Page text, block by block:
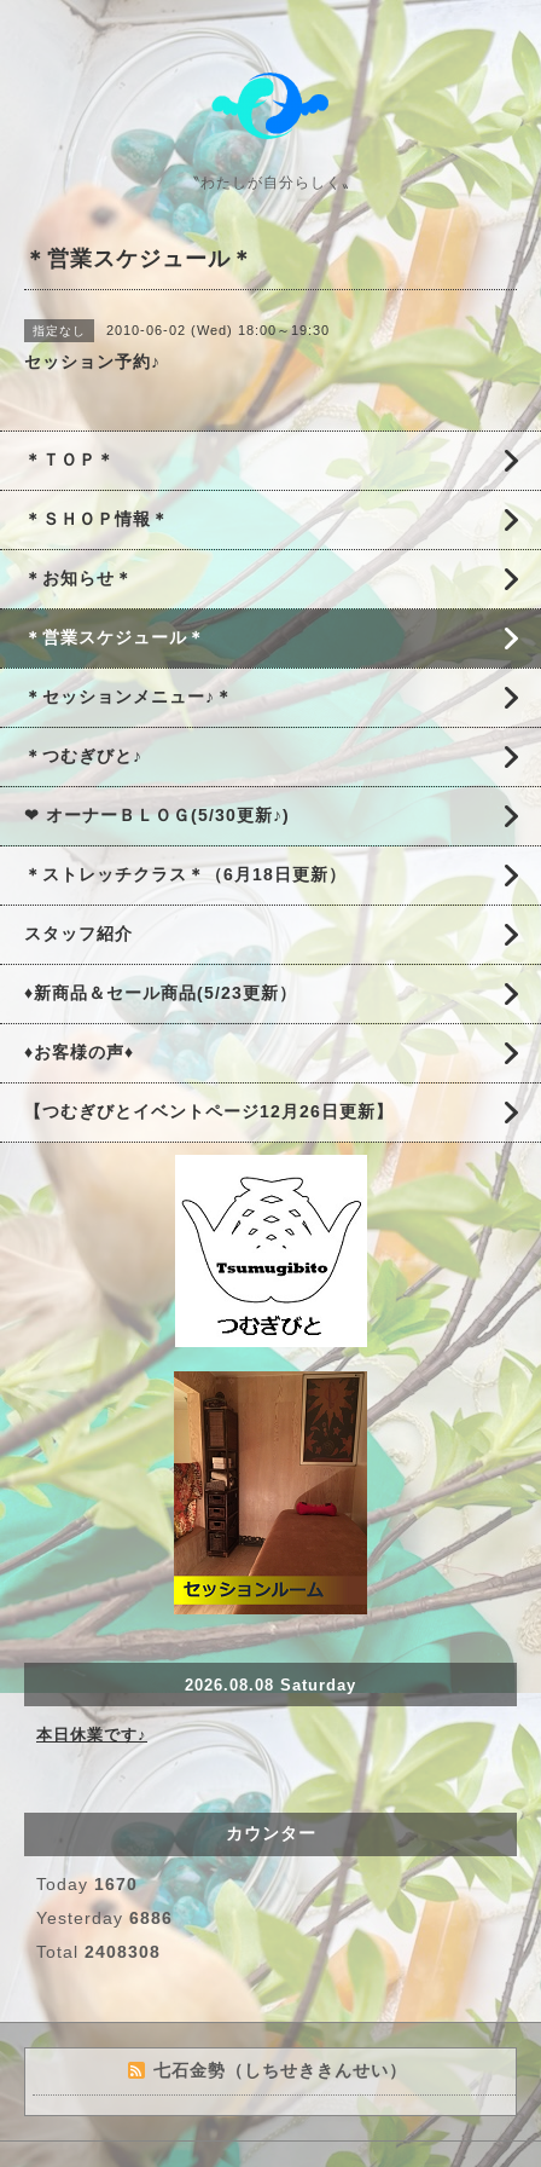
〝わたしが自分らしく〟
＊営業スケジュール＊
指定なし 2010-06-02 (Wed) 18:00～19:30
セッション予約♪
＊ＴＯＰ＊
＊ＳＨＯＰ情報＊
＊お知らせ＊
＊営業スケジュール＊
＊セッションメニュー♪＊
＊つむぎびと♪
❤ オーナーＢＬＯＧ(5/30更新♪)
＊ストレッチクラス＊（6月18日更新）
スタッフ紹介
♦新商品＆セール商品(5/23更新）
♦お客様の声♦
【つむぎびとイベントページ12月26日更新】
2026.08.08 Saturday
本日休業です♪
カウンター
Today 1670
Yesterday 6886
Total 2408308
七石金勢（しちせききんせい）